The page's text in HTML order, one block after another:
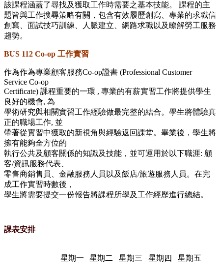
該課程涵蓋了尋找及獲取工作時需要之基本技能。 課程的主
題皆與工作搜尋策略有關，包含有效履歷創寫、專業的求職信
創寫、面試技巧訓練、人脈建立、網路求職以及瞭解勞工服務
趨勢。
BUS 112 Co-op 工作實習
作為作為專業顧客服務Co-op證書 (Professional Customer
Service Co-op
Certificate) 課程重要的一環 , 專業的有薪實習工作將提供學生
良好的機會, 為
學術研究與相關實習工作經驗做最完整的結合。學生將體驗真
正的職場工作, 並
帶著從實習中獲取的新視角與經驗返回課堂。畢業後，學生將
擁有能夠全方位的
執行公共及顧客關係的知識及技能，並可運用於以下職涯: 顧
客/資訊服務代表、
零售商銷售員、金融服務人員以及飯店/旅遊服務人員。在完
成工作實習時數後，
學生將需要提交一份報告將課程所學及工作經歷進行總結。
課表安排
星期一 星期二 星期三 星期四 星期五